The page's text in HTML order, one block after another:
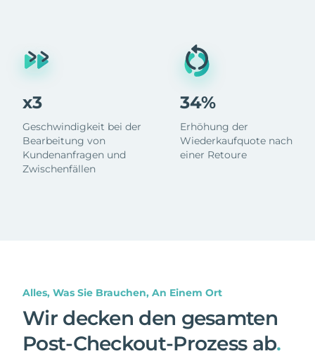
x3
Geschwindigkeit bei der
Bearbeitung von
Kundenanfragen und
Zwischenfällen
34%
Erhöhung der
Wiederkaufquote nach
einer Retoure
Alles, Was Sie Brauchen, An Einem Ort
Wir decken den gesamten
Post-Checkout-Prozess ab.